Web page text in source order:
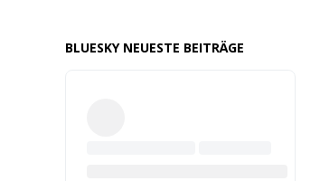
BLUESKY NEUESTE BEITRÄGE